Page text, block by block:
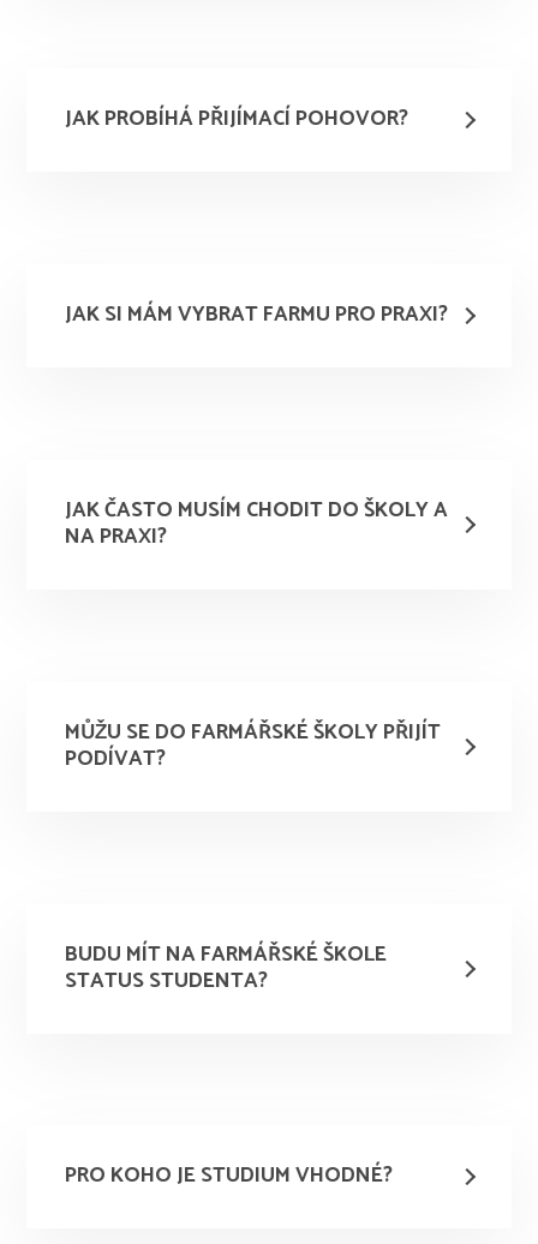
JAK PROBÍHÁ PŘIJÍMACÍ POHOVOR?
JAK SI MÁM VYBRAT FARMU PRO PRAXI?
JAK ČASTO MUSÍM CHODIT DO ŠKOLY A
NA PRAXI?
MŮŽU SE DO FARMÁŘSKÉ ŠKOLY PŘIJÍT
PODÍVAT?
BUDU MÍT NA FARMÁŘSKÉ ŠKOLE
STATUS STUDENTA?
PRO KOHO JE STUDIUM VHODNÉ?